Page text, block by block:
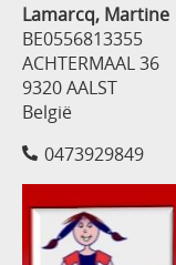
Lamarcq, Martine
BE0556813355
ACHTERMAAL 36
9320 AALST
België
0473929849